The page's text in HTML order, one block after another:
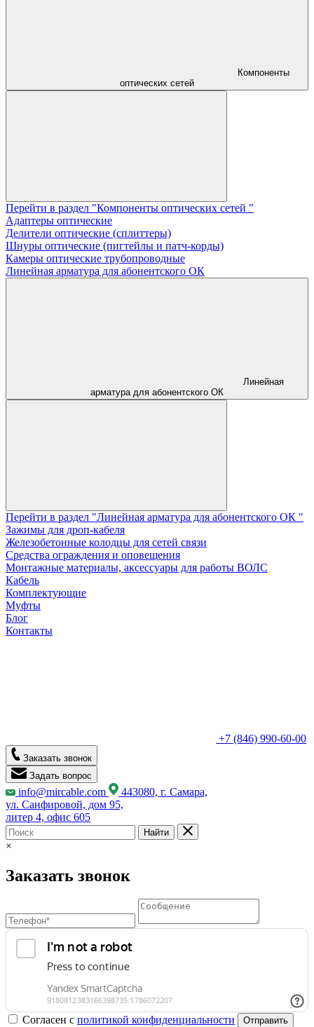
Компоненты
оптических сетей
Перейти в раздел "Компоненты оптических сетей "
Адаптеры оптические
Делители оптические (сплиттеры)
Шнуры оптические (пигтейлы и патч-корды)
Камеры оптические трубопроводные
Линейная арматура для абонентского ОК
Линейная
арматура для абонентского ОК
Перейти в раздел "Линейная арматура для абонентского ОК "
Зажимы для дроп-кабеля
Железобетонные колодцы для сетей связи
Средства ограждения и оповещения
Монтажные материалы, аксессуары для работы ВОЛС
Кабель
Комплектующие
Муфты
Блог
Контакты
+7 (846) 990-60-00
Заказать звонок
Задать вопрос
info@mircable.com
443080, г. Самара,
ул. Санфировой, дом 95,
литер 4, офис 605
Найти
×
Заказать звонок
Согласен с политикой конфиденциальности Отправить